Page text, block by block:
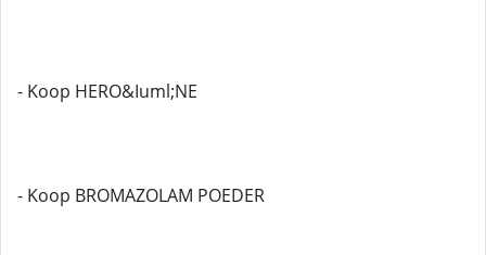
- Koop HERO&Iuml;NE
- Koop BROMAZOLAM POEDER